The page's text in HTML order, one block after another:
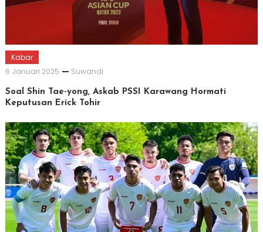
Kabar
6 Januari 2025
Suwandi
Soal Shin Tae-yong, Askab PSSI Karawang Hormati
Keputusan Erick Tohir